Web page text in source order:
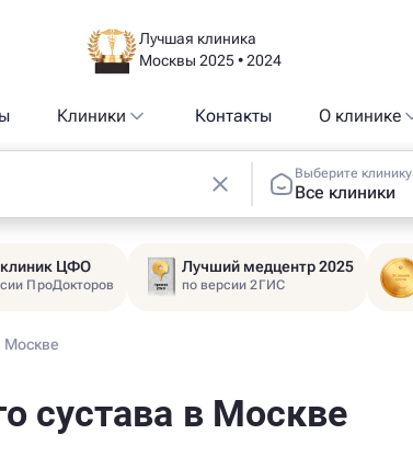
Лучшая клиника
Москвы 2025 • 2024
Клиники Контакты О клинике
Выберите клинику
Все клиники
клиник ЦФО
ПроДокторов
Лучший медцентр 2025
по версии 2ГИС
Москве
сустава в Москве